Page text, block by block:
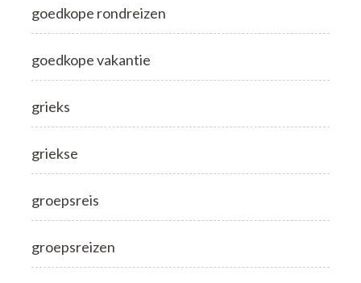
goedkope rondreizen
goedkope vakantie
grieks
griekse
groepsreis
groepsreizen